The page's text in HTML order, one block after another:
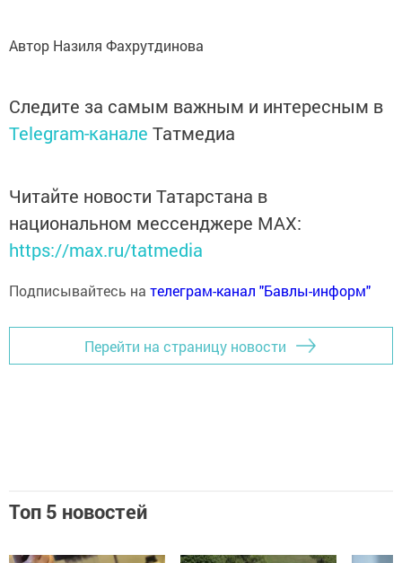
Автор Назиля Фахрутдинова
Следите за самым важным и интересным в
Telegram-канале Татмедиа
Читайте новости Татарстана в
национальном мессенджере MАХ:
https://max.ru/tatmedia
Подписывайтесь на телеграм-канал "Бавлы-информ"
Перейти на страницу новости
Топ 5 новостей